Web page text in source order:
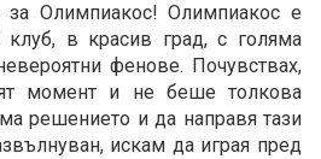
за Олимпиакос! Олимпиакос е
клуб, в красив град, с голяма
фенове. Почувствах,
момент и не беше толкова
решението и да направя тази
искам да играя пред